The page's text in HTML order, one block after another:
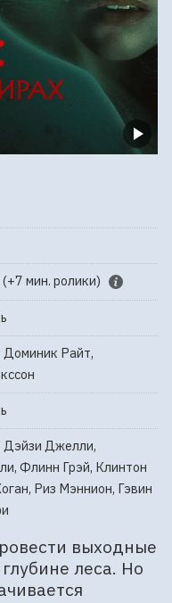
мин. ролики)
Райт,
Дэйзи Джелли,
Флинн Грэй, Клинтон
Риз Мэннион, Гэвин
выходные
леса. Но